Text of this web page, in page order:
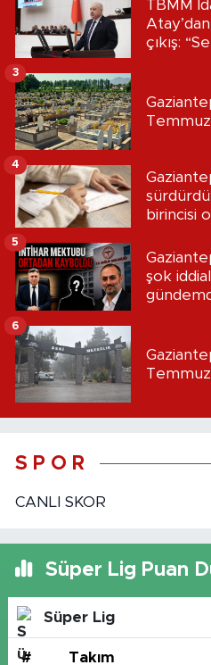
TBMM
çıkış:
3
birincisi
4
şok
5
6
S P O R
CANLI SKOR
Süper Lig Puan
Süper Lig
# Takım